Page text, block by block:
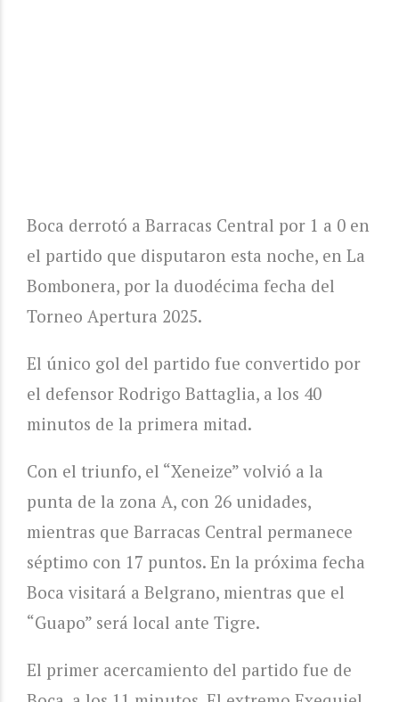
Boca derrotó a Barracas Central por 1 a 0 en
el partido que disputaron esta noche, en La
Bombonera, por la duodécima fecha del
Torneo Apertura 2025.
El único gol del partido fue convertido por
el defensor Rodrigo Battaglia, a los 40
minutos de la primera mitad.
Con el triunfo, el “Xeneize” volvió a la
punta de la zona A, con 26 unidades,
mientras que Barracas Central permanece
séptimo con 17 puntos. En la próxima fecha
Boca visitará a Belgrano, mientras que el
“Guapo” será local ante Tigre.
El primer acercamiento del partido fue de